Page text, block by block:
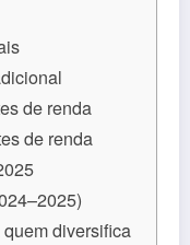
de renda
de renda
diversifica